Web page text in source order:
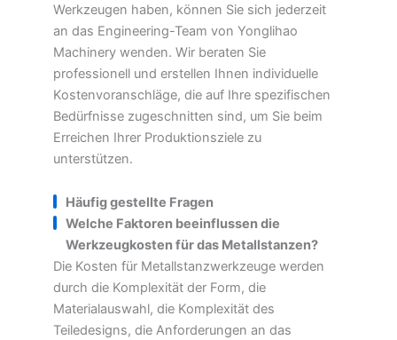
Werkzeugen haben, können Sie sich jederzeit
an das Engineering-Team von Yonglihao
Machinery wenden. Wir beraten Sie
professionell und erstellen Ihnen individuelle
Kostenvoranschläge, die auf Ihre spezifischen
Bedürfnisse zugeschnitten sind, um Sie beim
Erreichen Ihrer Produktionsziele zu
unterstützen.
Häufig gestellte Fragen
Welche Faktoren beeinflussen die
Werkzeugkosten für das Metallstanzen?
Die Kosten für Metallstanzwerkzeuge werden
durch die Komplexität der Form, die
Materialauswahl, die Komplexität des
Teiledesigns, die Anforderungen an das